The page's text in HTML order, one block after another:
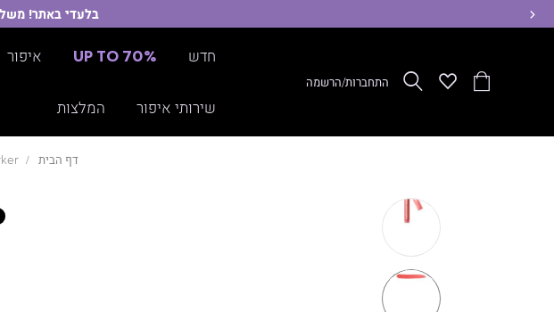
בלעדי באתר! משלוח
הסל
Wishlistחפשהתחברות/הרשמה
חדש UP TO 70% איפור
שירותי איפור המלצות
דף הבית